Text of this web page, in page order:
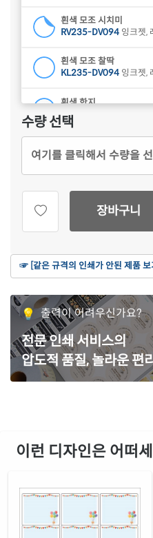
흰색 모조 시치미
RV235-DV094 잉크젯,
흰색 모조 찰딱
KL235-DV094 잉크젯,
흰색 한지
CL235HJ-DV094
CL235B-DV094잉크젯
CL235G-DV094
잉크
연노란색 모조
CL235Y-DV094잉크젯
갈색 크라프트
CL235KR-DV094잉크
노란색 모조
CL235TY-DV094 잉크
CJ235WU-DV094
잉크
흰색 무광 방수 시치미 잉
RV235WU-DV094잉
수량 선택
여기를 클릭해서 수량을
장바구니
☞ [같은 규격의 인쇄가 안된 제품 보
출력이 어려우신가요?
전문 인쇄 서비스의
압도적 품질, 놀라운 편
이런 디자인은 어떠